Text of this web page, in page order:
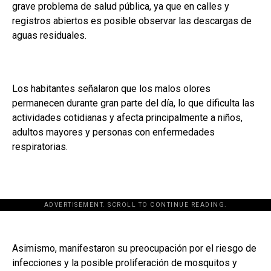
grave problema de salud pública, ya que en calles y
registros abiertos es posible observar las descargas de
aguas residuales.
Los habitantes señalaron que los malos olores
permanecen durante gran parte del día, lo que dificulta las
actividades cotidianas y afecta principalmente a niños,
adultos mayores y personas con enfermedades
respiratorias.
ADVERTISEMENT. SCROLL TO CONTINUE READING.
Asimismo, manifestaron su preocupación por el riesgo de
infecciones y la posible proliferación de mosquitos y